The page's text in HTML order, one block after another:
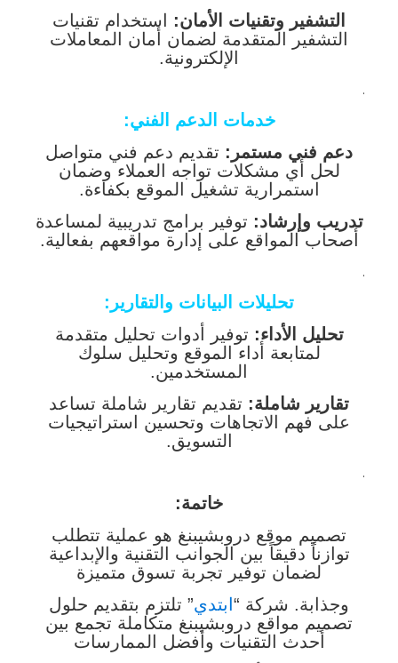
التشفير وتقنيات الأمان: استخدام تقنيات
التشفير المتقدمة لضمان أمان المعاملات
الإلكترونية.
.
خدمات الدعم الفني:
دعم فني مستمر: تقديم دعم فني متواصل
لحل أي مشكلات تواجه العملاء وضمان
استمرارية تشغيل الموقع بكفاءة.
تدريب وإرشاد: توفير برامج تدريبية لمساعدة
أصحاب المواقع على إدارة مواقعهم بفعالية.
.
تحليلات البيانات والتقارير:
تحليل الأداء: توفير أدوات تحليل متقدمة
لمتابعة أداء الموقع وتحليل سلوك
المستخدمين.
تقارير شاملة: تقديم تقارير شاملة تساعد
على فهم الاتجاهات وتحسين استراتيجيات
التسويق.
.
خاتمة:
تصميم موقع دروبشيبنغ هو عملية تتطلب
توازناً دقيقاً بين الجوانب التقنية والإبداعية
لضمان توفير تجربة تسوق متميزة
وجذابة. شركة “ ابتدي” تلتزم بتقديم حلول
تصميم مواقع دروبشيبنغ متكاملة تجمع بين
أحدث التقنيات وأفضل الممارسات